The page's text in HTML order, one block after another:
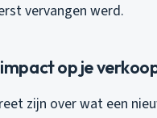
vervangen werd.
op je
zijn over wat een